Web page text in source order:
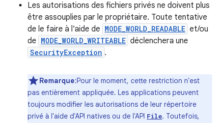
Les autorisations des fichiers privés ne doivent plus
être assouplies par le propriétaire. Toute tentative
de le faire à l'aide de MODE_WORLD_READABLE et/ou
de MODE_WORLD_WRITEABLE déclenchera une
SecurityException .
Remarque:Pour le moment, cette restriction n'est
pas entièrement appliquée. Les applications peuvent
toujours modifier les autorisations de leur répertoire
privé à l'aide d'API natives ou de l'API File. Toutefois,